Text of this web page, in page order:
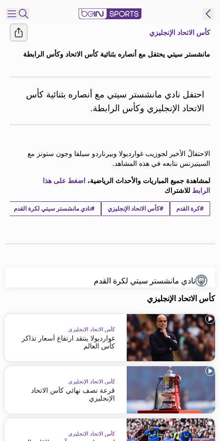
النسخة
MENA
إدارة
انضم
إلى
قائمة
النشرة
الإخبارية
اتصل بنا
beIN CONNECT
ترددات beIN SPORTS
احصل على beIN
معلومات عن هذا الموقع
كأس الاتحاد الإنجليزي
مانشستر سيتي يحتفل مع أنصاره بثنائية كأس الاتحاد وكأس الرابطة
احتفل نادي مانشستر سيتي مع أنصاره بثنائية كأس
الاتحاد الإنجليزي وكأس الرابطة.
الاحتفالُ الأخير لجوزيب غوارديولا وبيرناردو سيلفا وجون ستونز مع
السيتيزنس نتابعه في هذه المشاهد.
لمشاهدة جميع المباريات والأحداث الرياضية، اضغط على هذا
الرابط للاشتراك
#كرة القدم #كأس الاتحاد الإنجليزي #نادي مانشستر سيتي لكرة القدم
نادي مانشستر سيتي لكرة القدم
كأس الاتحاد الإنجليزي
كأس الاتحاد الإنجليزي
غوارديولا ينتقد ارتفاع أسعار تذاكر
كأس العالم
كأس الاتحاد الإنجليزي
قرعة نصف نهائي كأس الاتحاد
الإنجليزي
كأس الاتحاد الإنجليزي